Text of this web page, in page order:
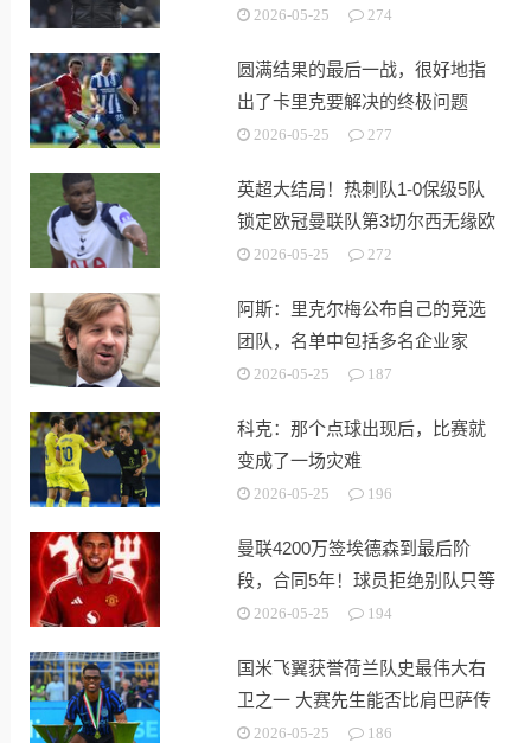
2026-05-25 274
圆满结果的最后一战，很好地指
出了卡里克要解决的终极问题
2026-05-25 277
英超大结局！热刺队1-0保级5队
锁定欧冠曼联队第3切尔西无缘欧
战2026-05-25 272
阿斯：里克尔梅公布自己的竞选
团队，名单中包括多名企业家
2026-05-25 187
科克：那个点球出现后，比赛就
变成了一场灾难
2026-05-25 196
曼联4200万签埃德森到最后阶
段，合同5年！球员拒绝别队只等
红魔
2026-05-25 194
国米飞翼获誉荷兰队史最伟大右
卫之一 大赛先生能否比肩巴萨传
奇2026-05-25 186